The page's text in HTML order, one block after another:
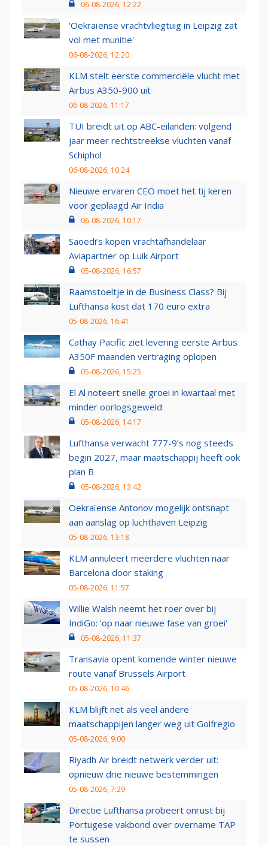
06-08-2026, 12:22
'Oekraïense vrachtvliegtuig in Leipzig zat
vol met munitie'
06-08-2026, 12:20
KLM stelt eerste commerciële vlucht met
Airbus A350-900 uit
06-08-2026, 11:17
TUI breidt uit op ABC-eilanden: volgend
jaar meer rechtstreekse vluchten vanaf
Schiphol
06-08-2026, 10:24
Nieuwe ervaren CEO moet het tij keren
voor geplaagd Air India
06-08-2026, 10:17
Saoedi’s kopen vrachtafhandelaar
Aviapartner op Luik Airport
05-08-2026, 16:57
Raamstoeltje in de Business Class? Bij
Lufthansa kost dat 170 euro extra
05-08-2026, 16:41
Cathay Pacific ziet levering eerste Airbus
A350F maanden vertraging oplopen
05-08-2026, 15:25
El Al noteert snelle groei in kwartaal met
minder oorlogsgeweld
05-08-2026, 14:17
Lufthansa verwacht 777-9’s nog steeds
begin 2027, maar maatschappij heeft ook
plan B
05-08-2026, 13:42
Oekraïense Antonov mogelijk ontsnapt
aan aanslag op luchthaven Leipzig
05-08-2026, 13:18
KLM annuleert meerdere vluchten naar
Barcelona door staking
05-08-2026, 11:57
Willie Walsh neemt het roer over bij
IndiGo: 'op naar nieuwe fase van groei'
05-08-2026, 11:37
Transavia opent komende winter nieuwe
route vanaf Brussels Airport
05-08-2026, 10:46
KLM blijft net als veel andere
maatschappijen langer weg uit Golfregio
05-08-2026, 9:00
Riyadh Air breidt netwerk verder uit:
opnieuw drie nieuwe bestemmingen
05-08-2026, 7:29
Directie Lufthansa probeert onrust bij
Portugese vakbond over overname TAP
te sussen